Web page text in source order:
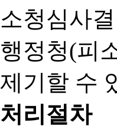
소청심사
행정청(피
제기할 수
처리절차